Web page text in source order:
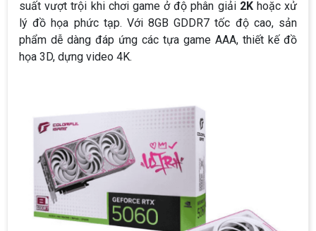
suất vượt trội khi chơi game ở độ phân giải 2Khoặc xử
lý đồ họa phức tạp. Với 8GB GDDR7 tốc độ cao, sản
phẩm dễ dàng đáp ứng các tựa game AAA, thiết kế đồ
họa 3D, dựng video 4K.